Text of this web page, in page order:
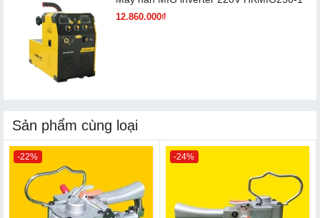
12.860.000₫
Sản phẩm cùng loại
-22% -24%